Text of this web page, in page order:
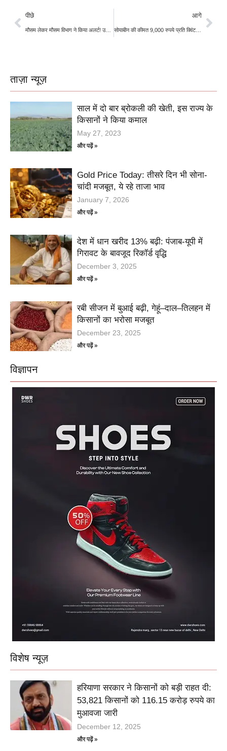
पीछे
मौसम लेकर मौसम विभाग ने किया अलर्ट! उत्तर भारत में 5 दिन तक रहेगा घना से बेहद घना कोहरा
आगे
सोयाबीन की कीमत 9,000 रुपये प्रति क्विंटल करने की मांग को लेकर महाराष्ट्र में किसानों का प्रदर्शन
ताज़ा न्यूज़
साल में दो बार ब्रोकली की खेती, इस राज्य के
किसानों ने किया कमाल
May 27, 2023
और पढ़ें »
Gold Price Today: तीसरे दिन भी सोना-
चांदी मजबूत, ये रहे ताजा भाव
January 7, 2026
और पढ़ें »
देश में धान खरीद 13% बढ़ी: पंजाब-यूपी में
गिरावट के बावजूद रिकॉर्ड वृद्धि
December 3, 2025
और पढ़ें »
रबी सीजन में बुआई बढ़ी, गेहूं–दाल–तिलहन में
किसानों का भरोसा मजबूत
December 23, 2025
और पढ़ें »
विज्ञापन
विशेष न्यूज़
हरियाणा सरकार ने किसानों को बड़ी राहत दी:
53,821 किसानों को 116.15 करोड़ रुपये का
मुआवजा जारी
December 12, 2025
और पढ़ें »